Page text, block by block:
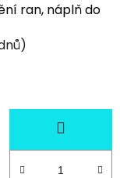
ran, náplň do